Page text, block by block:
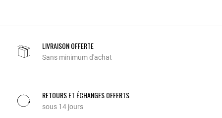
LIVRAISON OFFERTE
Sans minimum d'achat
RETOURS ET ÉCHANGES OFFERTS
sous 14 jours